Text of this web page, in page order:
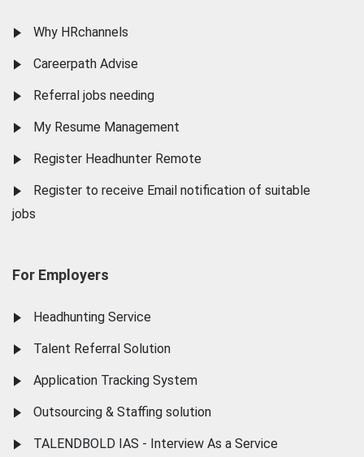
Why HRchannels
Careerpath Advise
Referral jobs needing
My Resume Management
Register Headhunter Remote
Register to receive Email notification of suitable
jobs
For Employers
Headhunting Service
Talent Referral Solution
Application Tracking System
Outsourcing & Staffing solution
TALENDBOLD IAS - Interview As a Service